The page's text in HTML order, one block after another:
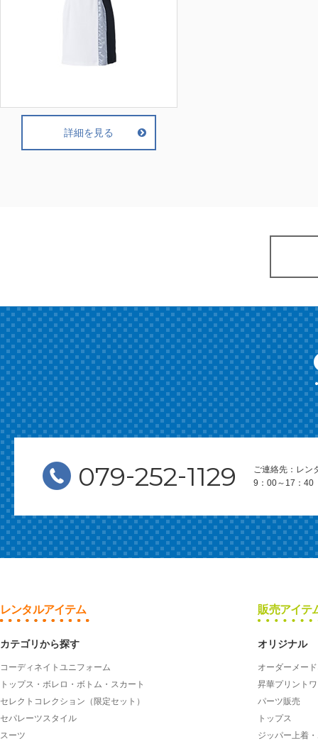
詳細を見る
079-252-1129
ご連絡先：レン
9：00～17：
レンタルアイテム
カテゴリから探す
コーディネイトユニフォーム
トップス・ボレロ・ボトム・スカート
セレクトコレクション（限定セット）
セパレーツスタイル
スーツ
販売アイテ
オリジナル
オーダーメー
昇華プリント
パーツ販売
トップス
ジッパー上着